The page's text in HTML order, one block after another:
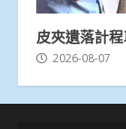
皮夾遺落計
2026-08-07